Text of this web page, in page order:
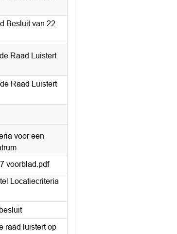
Besluit van 22
Raad Luistert
Raad Luistert
voor een
voorblad.pdf
Locatiecriteria
raad luistert op